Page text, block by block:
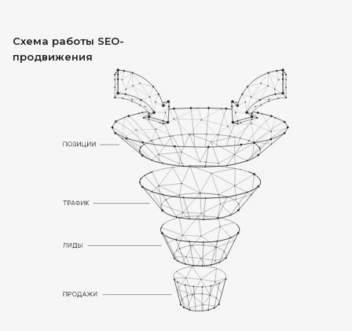
Схема работы SEO-
продвижения